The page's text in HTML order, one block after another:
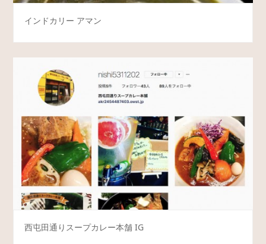
インドカリー アマン
西屯田通りスープカレー本舗 IG